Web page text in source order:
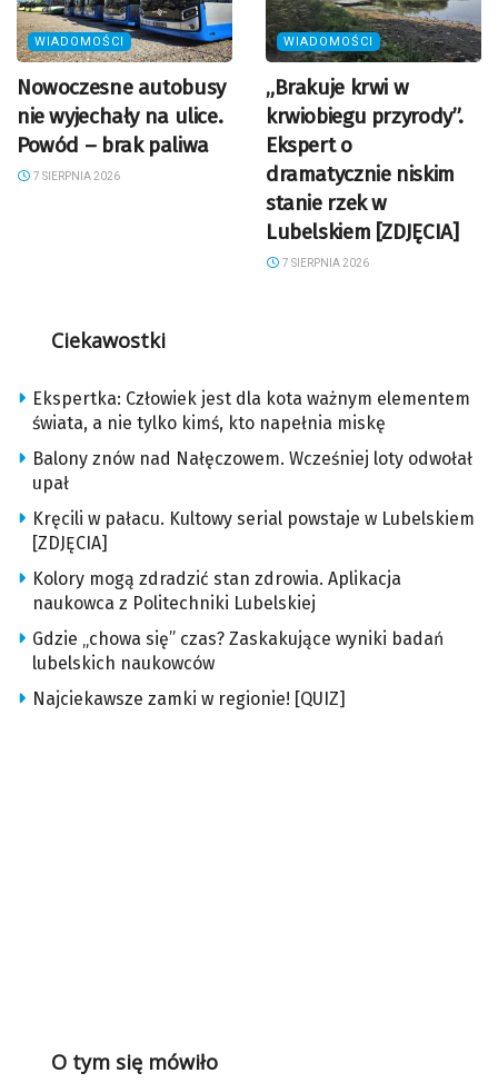
WIADOMOŚCI
Nowoczesne autobusy
nie wyjechały na ulice.
Powód – brak paliwa
7 SIERPNIA 2026
WIADOMOŚCI
„Brakuje krwi w
krwiobiegu przyrody”.
Ekspert o
dramatycznie niskim
stanie rzek w
Lubelskiem [ZDJĘCIA]
7 SIERPNIA 2026
Ciekawostki
Ekspertka: Człowiek jest dla kota ważnym elementem
świata, a nie tylko kimś, kto napełnia miskę
Balony znów nad Nałęczowem. Wcześniej loty odwołał
upał
Kręcili w pałacu. Kultowy serial powstaje w Lubelskiem
[ZDJĘCIA]
Kolory mogą zdradzić stan zdrowia. Aplikacja
naukowca z Politechniki Lubelskiej
Gdzie „chowa się” czas? Zaskakujące wyniki badań
lubelskich naukowców
Najciekawsze zamki w regionie! [QUIZ]
O tym się mówiło